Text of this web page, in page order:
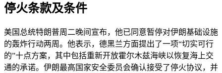
停火条款及条件
美国总统特朗普周二晚间宣布，他已同意暂停对伊朗基础设施
的轰炸行动两周。他表示，德黑兰方面提出了一项“切实可行
的”十点方案，其中包括重新开放霍尔木兹海峡以恢复海上交
通的承诺。伊朗最高国家安全委员会确认接受了停火协议，并